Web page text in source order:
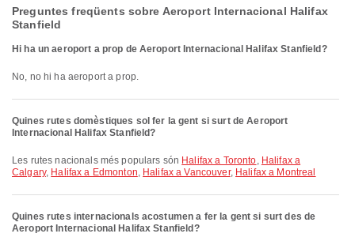
Preguntes freqüents sobre Aeroport Internacional Halifax
Stanfield
Hi ha un aeroport a prop de Aeroport Internacional Halifax Stanfield?
No, no hi ha aeroport a prop.
Quines rutes domèstiques sol fer la gent si surt de Aeroport
Internacional Halifax Stanfield?
Les rutes nacionals més populars són Halifax a Toronto, Halifax a
Calgary, Halifax a Edmonton, Halifax a Vancouver, Halifax a Montreal
Quines rutes internacionals acostumen a fer la gent si surt des de
Aeroport Internacional Halifax Stanfield?